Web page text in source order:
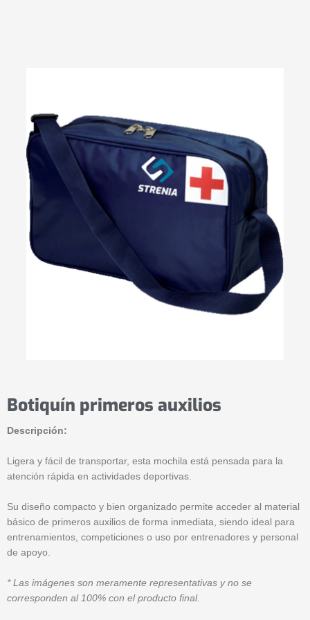
Botiquín primeros auxilios
Descripción:
Ligera y fácil de transportar, esta mochila está pensada para la
atención rápida en actividades deportivas.
Su diseño compacto y bien organizado permite acceder al material
básico de primeros auxilios de forma inmediata, siendo ideal para
entrenamientos, competiciones o uso por entrenadores y personal
de apoyo.
* Las imágenes son meramente representativas y no se
corresponden al 100% con el producto final.